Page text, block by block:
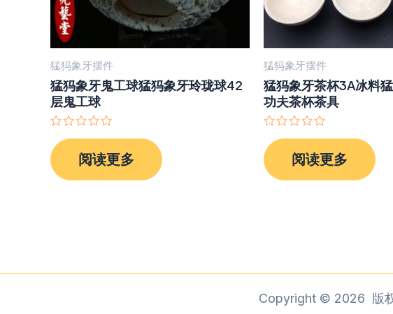
猛犸象牙摆件
猛犸象牙鬼工球猛犸象牙玲珑球42
层鬼工球
分
0
&sol;
阅读更多
猛犸象牙摆件
猛犸象牙茶杯3A冰料
功夫茶杯茶具
分
0
&sol;
阅读更多
Copyright © 2026 版